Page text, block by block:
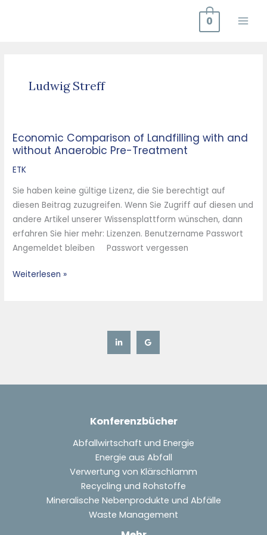
0
Ludwig Streff
Economic Comparison of Landfilling with and
without Anaerobic Pre-Treatment
ETK
Sie haben keine gültige Lizenz, die Sie berechtigt auf
diesen Beitrag zuzugreifen. Wenn Sie Zugriff auf diesen und
andere Artikel unserer Wissensplattform wünschen, dann
erfahren Sie hier mehr: Lizenzen. Benutzername Passwort
Angemeldet bleiben Passwort vergessen
Economic
Comparison
of
with
and
without
Anaerobic
Pre-
Weiterlesen »
Konferenzbücher
Abfallwirtschaft und Energie
Energie aus Abfall
Verwertung von Klärschlamm
Recycling und Rohstoffe
Mineralische Nebenprodukte und Abfälle
Waste Management